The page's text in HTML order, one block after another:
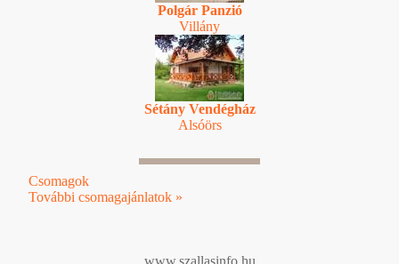
Polgár Panzió
Villány
Sétány Vendégház
Alsóörs
Csomagok
További csomagajánlatok »
www.szallasinfo.hu